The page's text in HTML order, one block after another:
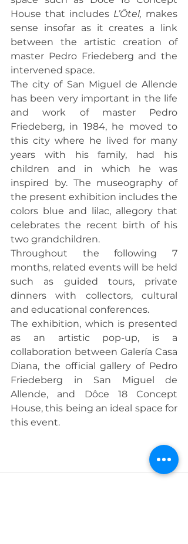
House that includes L’Ôtel, makes
sense insofar as it creates a link
between the artistic creation of
master Pedro Friedeberg and the
intervened space.
The city of San Miguel de Allende
has been very important in the life
and work of master Pedro
Friedeberg, in 1984, he moved to
this city where he lived for many
years with his family, had his
children and in which he was
inspired by. The museography of
the present exhibition includes the
colors blue and lilac, allegory that
celebrates the recent birth of his
two grandchildren.
Throughout the following 7
months, related events will be held
such as guided tours, private
dinners with collectors, cultural
and educational conferences.
The exhibition, which is presented
as an artistic pop-up, is a
collaboration between Galería Casa
Diana, the official gallery of Pedro
Friedeberg in San Miguel de
Allende, and Dôce 18 Concept
House, this being an ideal space for
this event.